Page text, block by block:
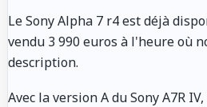
Le Sony Alpha 7 r4 est déjà
vendu 3 990 euros à l'heure où
description.
Avec la version A du Sony A7R